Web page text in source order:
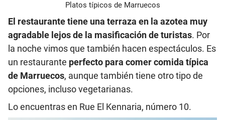
Platos típicos de Marruecos
El restaurante tiene una terraza en la azotea muy
agradable lejos de la masificación de turistas. Por
la noche vimos que también hacen espectáculos. Es
un restaurante perfecto para comer comida típica
de Marruecos, aunque también tiene otro tipo de
opciones, incluso vegetarianas.
Lo encuentras en Rue El Kennaria, número 10.